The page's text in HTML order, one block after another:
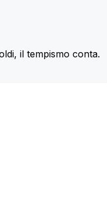
il tempismo conta.